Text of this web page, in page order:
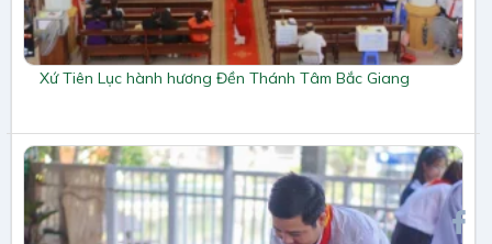
Xứ Tiên Lục hành hương Đền Thánh Tâm Bắc Giang